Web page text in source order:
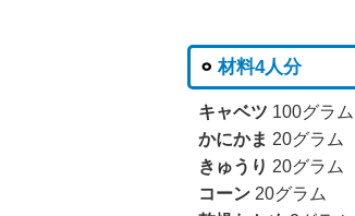
材料4人分
キャベツ 100グラム
かにかま 20グラム
きゅうり 20グラム
コーン 20グラム